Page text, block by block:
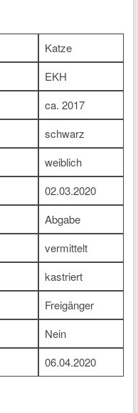
Katze
EKH
ca. 2017
schwarz
weiblich
02.03.2020
Abgabe
vermittelt
kastriert
Freigänger
Nein
06.04.2020